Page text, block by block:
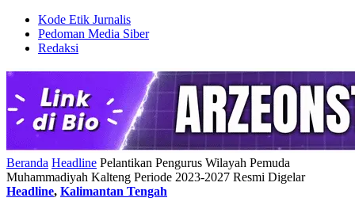
Kode Etik Jurnalis
Pedoman Media Siber
Redaksi
Beranda Headline Pelantikan Pengurus Wilayah Pemuda
Muhammadiyah Kalteng Periode 2023-2027 Resmi Digelar
Headline, Kalimantan Tengah